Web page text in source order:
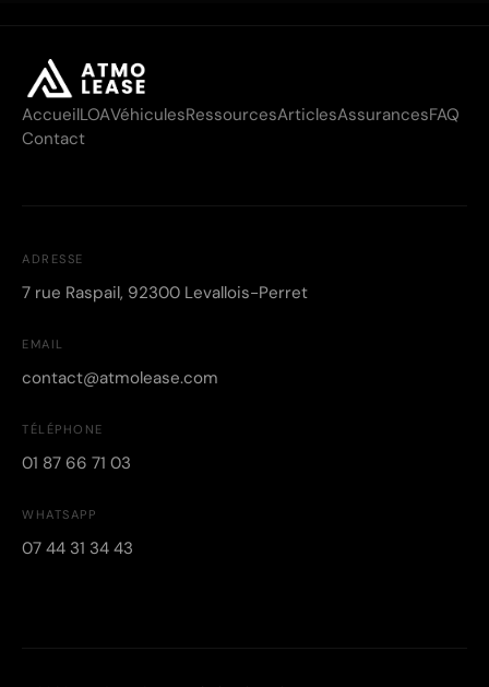
AccueilLOAVéhiculesRessourcesArticlesAssurancesFAQ
Contact
ADRESSE
7 rue Raspail, 92300 Levallois-Perret
EMAIL
contact@atmolease.com
TÉLÉPHONE
01 87 66 71 03
WHATSAPP
07 44 31 34 43